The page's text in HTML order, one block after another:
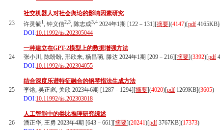
23
社交机器人对社会舆论的影响因素研究
许灵毓1, 钟义信2,3, 陈志成3,4 2024年1期 [122－131][摘要](4147)[pdf 4165KB]
DOI:10.11992/tis.202305044
24
一种建立在GPT-2模型上的数据增强方法
张小川, 陈盼盼, 邢欣来, 杨昌萌, 滕达 2024年1期 [209－216][摘要](3392)[pdf
DOI:10.11992/tis.202304055
25
结合深度乐谱特征融合的钢琴指法生成方法
李锵, 吴正彪, 关欣 2023年6期 [1287－1294][摘要](4020)[pdf 1269KB](3605)
DOI:10.11992/tis.202303018
26
人工智能中的类比推理研究综述
潘正华, 王勇 2023年4期 [643－661][摘要](20241)[pdf 3767KB](17373)